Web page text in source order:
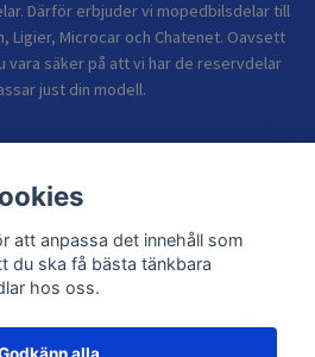
Därför erbjuder vi mopedbilsdelar till
Ligier, Microcar och Chatenet. Oavsett
vara säker på att vi har de reservdelar
just din modell.
att anpassa det innehåll som
du ska få bästa tänkbara
hos oss.
alla